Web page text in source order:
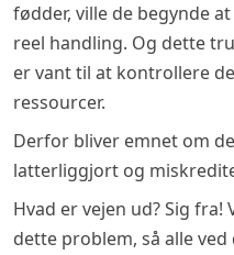
fødder, ville de begynde
reel handling. Og dette
er vant til at kontrollere
ressourcer.
Derfor bliver emnet om
latterliggjort og
Hvad er vejen ud? Sig
dette problem, så alle